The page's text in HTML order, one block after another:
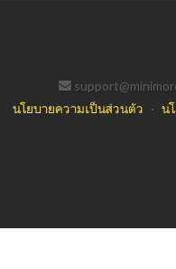
นโยบายความเป็นส่วนตัว · น